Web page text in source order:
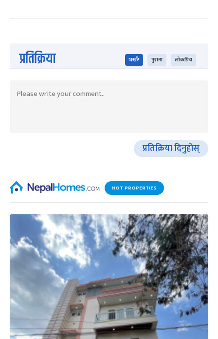
प्रतिक्रिया भर्खरै पुराना लोकप्रिय
प्रतिक्रिया दिनुहोस्
HOT PROPERTIES